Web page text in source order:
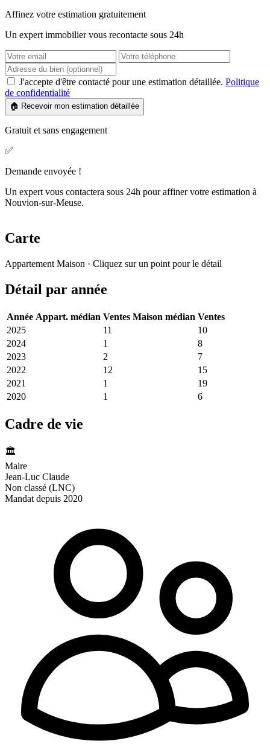
Affinez votre estimation gratuitement
Un expert immobilier vous recontacte sous 24h
J'accepte d'être contacté pour une estimation détaillée. Politique
de confidentialité
🏠 Recevoir mon estimation détaillée
Gratuit et sans engagement
✅
Demande envoyée !
Un expert vous contactera sous 24h pour affiner votre estimation à
Nouvion-sur-Meuse.
Carte
−
Appartement Maison · Cliquez sur un point pour le détail
Détail par année
Année Appart. médian Ventes Maison médian Ventes
2025
11
10
2024
1
8
2023
2
7
2022
12
15
2021
1
19
2020
1 6
Cadre de vie
🏛️
Maire
Jean-Luc Claude
Non classé (LNC)
Mandat depuis 2020